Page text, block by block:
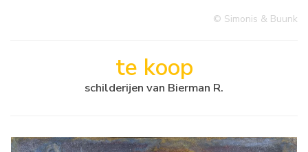
© Simonis & Buunk
te koop
schilderijen van Bierman R.